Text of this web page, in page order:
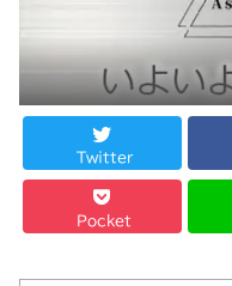
Twitter
Pocket